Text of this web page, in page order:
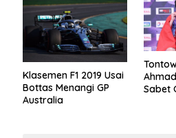
Klasemen F1 2019 Usai
Bottas Menangi GP
Australia
Sabet